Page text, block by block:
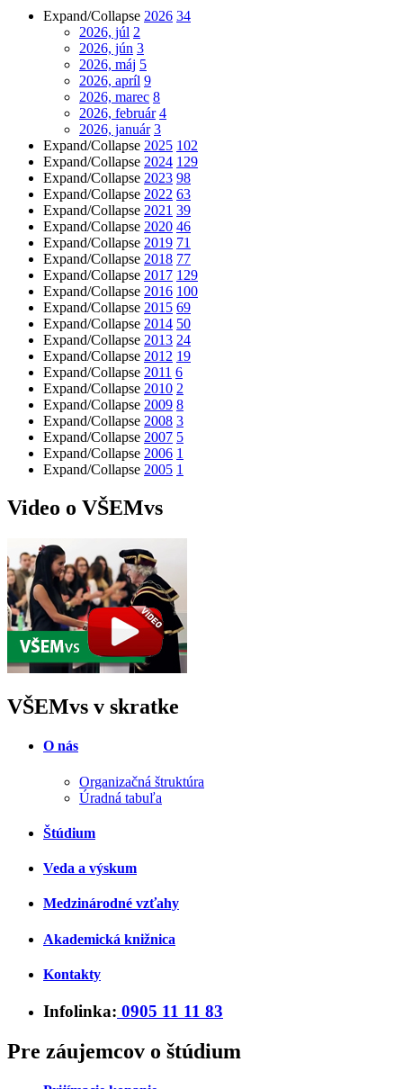
Expand/Collapse 2026 34
2026, júl 2
2026, jún 3
2026, máj 5
2026, apríl 9
2026, marec 8
2026, február 4
2026, január 3
Expand/Collapse 2025 102
Expand/Collapse 2024 129
Expand/Collapse 2023 98
Expand/Collapse 2022 63
Expand/Collapse 2021 39
Expand/Collapse 2020 46
Expand/Collapse 2019 71
Expand/Collapse 2018 77
Expand/Collapse 2017 129
Expand/Collapse 2016 100
Expand/Collapse 2015 69
Expand/Collapse 2014 50
Expand/Collapse 2013 24
Expand/Collapse 2012 19
Expand/Collapse 2011 6
Expand/Collapse 2010 2
Expand/Collapse 2009 8
Expand/Collapse 2008 3
Expand/Collapse 2007 5
Expand/Collapse 2006 1
Expand/Collapse 2005 1
Video o VŠEMvs
VŠEMvs v skratke
O nás
Organizačná štruktúra
Úradná tabuľa
Štúdium
Veda a výskum
Medzinárodné vzťahy
Akademická knižnica
Kontakty
Infolinka: 0905 11 11 83
Pre záujemcov o štúdium